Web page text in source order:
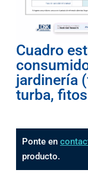
Cuadro
jardinería
turba,
Ponte en
producto.